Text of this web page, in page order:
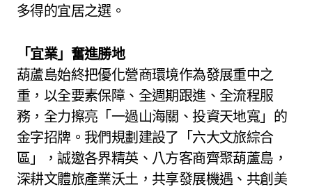
多得的宜居之選。
「宜業」奮進勝地
葫蘆島始終把優化營商環境作為發展重中之
重，以全要素保障、全週期跟進、全流程服
務，全力擦亮「一過山海關、投資天地寬」的
金字招牌。我們規劃建設了「六大文旅綜合
區」，誠邀各界精英、八方客商齊聚葫蘆島，
深耕文體旅產業沃土，共享發展機遇、共創美